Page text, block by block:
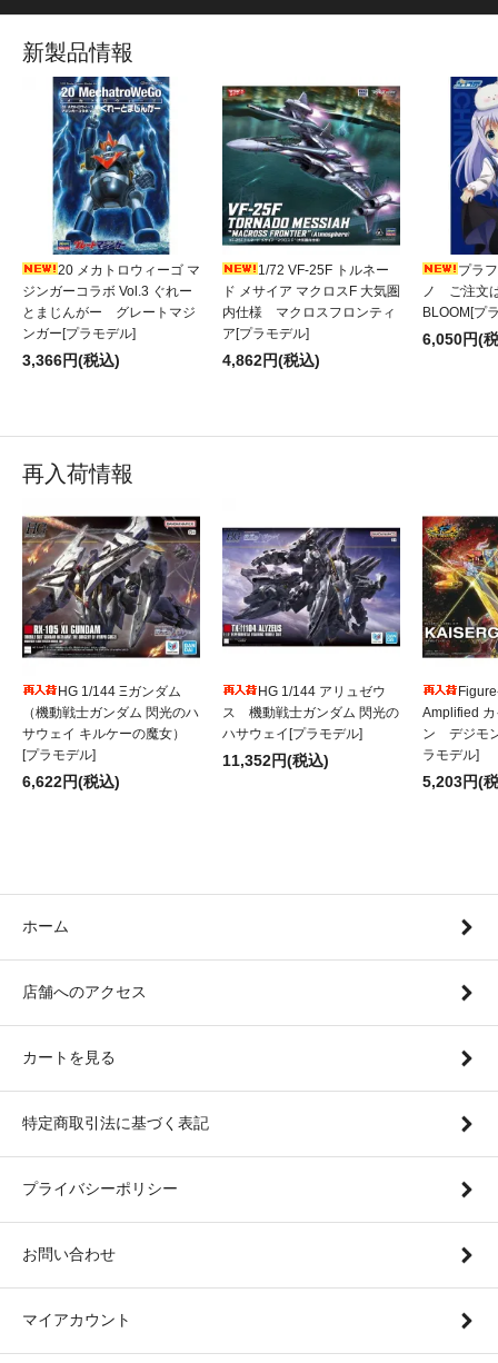
新製品情報
20 メカトロウィーゴ マ
ジンガーコラボ Vol.3 ぐれー
とまじんがー グレートマジ
ンガー[プラモデル]
3,366円(税込)
1/72 VF-25F トルネー
ド メサイア マクロスF 大気圏
内仕様 マクロスフロンティ
ア[プラモデル]
4,862円(税込)
プラ
ノ ご注文
BLOOM[プ
6,050円(
再入荷情報
HG 1/144 Ξガンダム
（機動戦士ガンダム 閃光のハ
サウェイ キルケーの魔女）
[プラモデル]
6,622円(税込)
HG 1/144 アリュゼウ
ス 機動戦士ガンダム 閃光の
ハサウェイ[プラモデル]
11,352円(税込)
Amplified
ン デジモ
ラモデル]
5,203円(
ホーム
店舗へのアクセス
カートを見る
特定商取引法に基づく表記
プライバシーポリシー
お問い合わせ
マイアカウント